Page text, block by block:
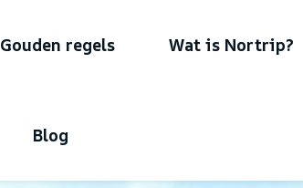
Gouden regels Wat is Nortrip?
Blog